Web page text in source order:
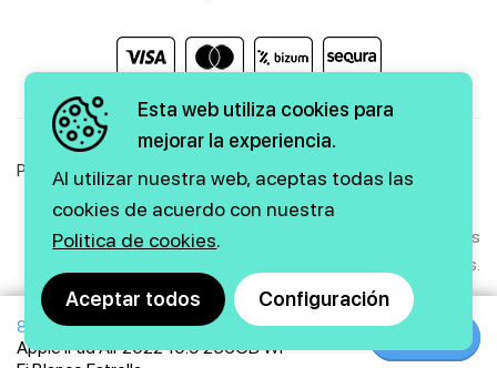
849€
Apple iPad Air 2022 10.9 256GB Wi
Política de Privacidad Política de Cookies Aviso Legal
Copyright © 2026 firstmarkt. Todos los derechos
reservados.
Agencia SEOy diseño web GMEDIA
Esta web utiliza cookies para
mejorar la experiencia.
Al utilizar nuestra web, aceptas todas las
cookies de acuerdo con nuestra
Politica de cookies.
Aceptar todos Configuración